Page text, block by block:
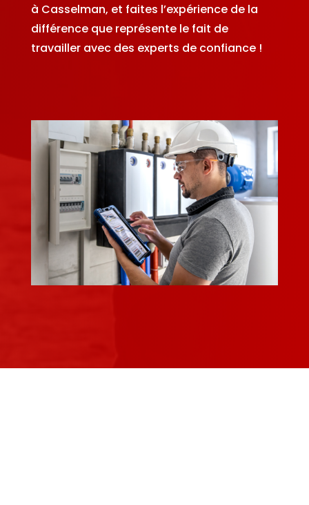
à Casselman, et faites l’expérience de la
différence que représente le fait de
travailler avec des experts de confiance !